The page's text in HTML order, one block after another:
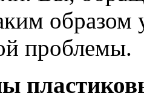
проблемы.